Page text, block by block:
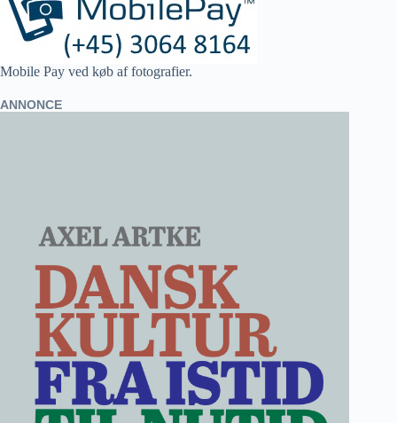
Mobile Pay ved køb af fotografier.
ANNONCE